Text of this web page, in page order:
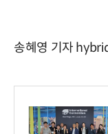
송혜영 기자